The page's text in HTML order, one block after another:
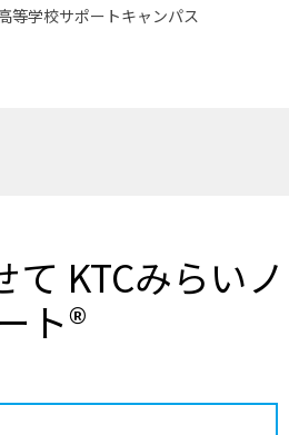
等学校サポートキャンパス
て KTCみらいノ
ト®